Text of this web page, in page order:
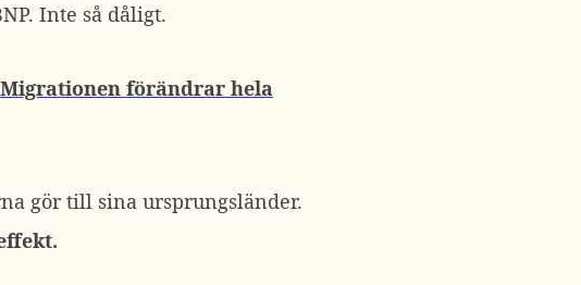
Inte så dåligt.
Migrationen förändrar hela
gör till sina ursprungsländer.